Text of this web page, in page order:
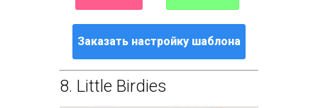
Заказать настройку шаблона
8. Little Birdies